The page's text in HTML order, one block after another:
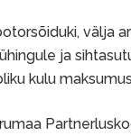
välja
ja
kulu